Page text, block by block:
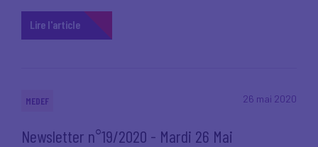
Lire l'article
26 mai 2020
MEDEF
Newsletter n°19/2020 - Mardi 26 Mai